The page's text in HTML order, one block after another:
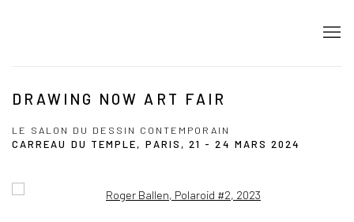
DRAWING NOW ART FAIR
LE SALON DU DESSIN CONTEMPORAIN
CARREAU DU TEMPLE, PARIS,21 - 24 MARS 2024
Open a larger version of the following image in a popup: